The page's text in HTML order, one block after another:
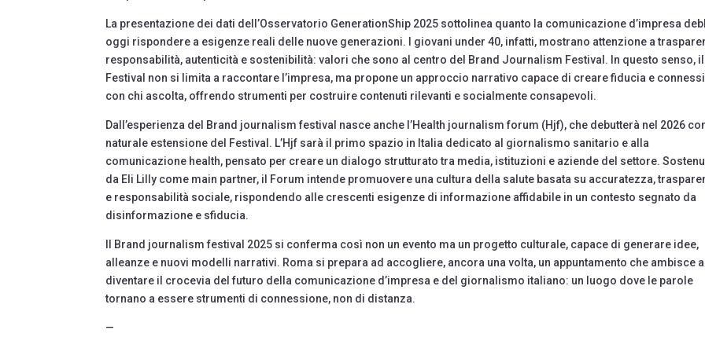
La presentazione dei dati dell’Osservatorio GenerationShip 2025 sottolinea quanto la comunicazione d’impresa
oggi rispondere a esigenze reali delle nuove generazioni. I giovani under 40, infatti, mostrano attenzione a
responsabilità, autenticità e sostenibilità: valori che sono al centro del Brand Journalism Festival. In questo senso, il
Festival non si limita a raccontare l’impresa, ma propone un approccio narrativo capace di creare fiducia e
con chi ascolta, offrendo strumenti per costruire contenuti rilevanti e socialmente consapevoli.
Dall’esperienza del Brand journalism festival nasce anche l’Health journalism forum (Hjf), che debutterà nel 2026
naturale estensione del Festival. L’Hjf sarà il primo spazio in Italia dedicato al giornalismo sanitario e alla
comunicazione health, pensato per creare un dialogo strutturato tra media, istituzioni e aziende del settore.
da Eli Lilly come main partner, il Forum intende promuovere una cultura della salute basata su accuratezza,
e responsabilità sociale, rispondendo alle crescenti esigenze di informazione affidabile in un contesto segnato da
disinformazione e sfiducia.
Il Brand journalism festival 2025 si conferma così non un evento ma un progetto culturale, capace di generare idee,
alleanze e nuovi modelli narrativi. Roma si prepara ad accogliere, ancora una volta, un appuntamento che ambisce a
diventare il crocevia del futuro della comunicazione d’impresa e del giornalismo italiano: un luogo dove le parole
tornano a essere strumenti di connessione, non di distanza.
—